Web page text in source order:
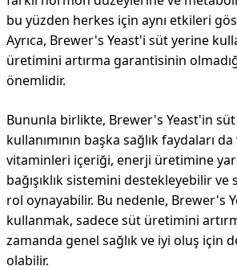
bu yüzden herkes için aynı etkileri
Ayrıca, Brewer's Yeast'i süt yerine
üretimini artırma garantisinin
önemlidir.
Bununla birlikte, Brewer's Yeast'in
kullanımının başka sağlık faydaları
vitaminleri içeriği, enerji üretimine
bağışıklık sistemini destekleyebilir
rol oynayabilir. Bu nedenle, Brewer's
kullanmak, sadece süt üretimini
zamanda genel sağlık ve iyi oluş için
olabilir.